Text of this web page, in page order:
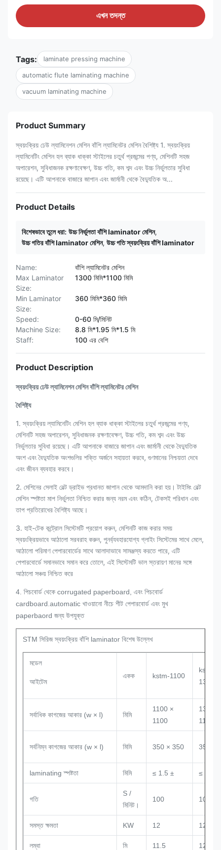
এখন তদন্ত
Tags: laminate pressing machine
automatic flute laminating machine
vacuum laminating machine
Product Summary
স্বয়ংক্রিয় ঢেউ ল্যামিনেশন মেশিন বাঁশি ল্যামিনেটর মেশিন বৈশিষ্ট্য 1. স্বয়ংক্রিয়
ল্যামিনেটিং মেশিন হল ব্যাক ধাক্কা স্টাইলের চতুর্থ প্রজন্মের পণ্য, মেশিনটি সহজ
অপারেশন, সুবিধাজনক রক্ষণাবেক্ষণ, উচ্চ গতি, কম শব্দ এবং উচ্চ নির্ভুলতার সুবিধা
রয়েছে। এটি আপনাকে বাজারে জাপান এবং জার্মানী থেকে বৈদ্যুতিক অ...
Product Details
বিশেষভাবে তুলে ধরা: উচ্চ নির্ভুলতা বাঁশি laminator মেশিন,
উচ্চ গতির বাঁশি laminator মেশিন, উচ্চ গতি স্বয়ংক্রিয় বাঁশি laminator
Name:
বাঁশি ল্যামিনেটর মেশিন
Max Laminator
Size:
1300 মিমি*1100 মিমি
Min Laminator
Size:
360 মিমি*360 মিমি
Speed:
0-60 মি/মিনিট
Machine Size:
8.8 মি*1.95 মি*1.5 মি
Staff:
100 এর বেশি
Product Description
স্বয়ংক্রিয় ঢেউ ল্যামিনেশন মেশিন বাঁশি ল্যামিনেটর মেশিন
বৈশিষ্ট্য
1. স্বয়ংক্রিয় ল্যামিনেটিং মেশিন হল ব্যাক ধাক্কা স্টাইলের চতুর্থ প্রজন্মের পণ্য,
মেশিনটি সহজ অপারেশন, সুবিধাজনক রক্ষণাবেক্ষণ, উচ্চ গতি, কম শব্দ এবং উচ্চ
নির্ভুলতার সুবিধা রয়েছে। এটি আপনাকে বাজারে জাপান এবং জার্মানী থেকে বৈদ্যুতিক
অংশ এবং বৈদ্যুতিক অংশগুলির শক্তি অর্জনে সহায়তা করবে, গুণমানের নিশ্চয়তা দেবে
এবং জীবন ব্যবহার করবে।
2. মেশিনের সেলাই বেল্ট ড্রাইভ প্রধানত জাপান থেকে আমদানি করা হয়। টাইমিং বেল্ট
মেশিন স্পষ্টতা মাপ নির্ভুলতা নিশ্চিত করার জন্য নরম এবং কঠিন, টেকসই পরিধান এবং
তাপ প্রতিরোধের বৈশিষ্ট্য আছে।
3. হাই-টেক কন্ট্রোল সিস্টেমটি প্রয়োগ করুন, মেশিনটি কাজ করার সময়
স্বয়ংক্রিয়ভাবে আঠালো সরবরাহ করুন, পুনর্ব্যবহারযোগ্য গ্লাইং সিস্টেমের সাথে মেলে,
আঠালো পরিমাণ পেপারবোর্ডের সাথে আলাদাভাবে সামঞ্জস্য করতে পারে, এটি
পেপারবোর্ডে সমানভাবে সমান করে তোলে, এই সিস্টেমটি ভাল স্তরায়ণ মানের সঙ্গে
আঠালো সঞ্চয় নিশ্চিত করে
4. পিচবোর্ড থেকে corrugated paperboard, এবং পিচবোর্ড
cardboard.automatic খাওয়ানো নীচে শীট পেপারবোর্ড এবং মুখ
paperbaord জন্য উপযুক্ত
STM সিরিজ স্বয়ংক্রিয় বাঁশি laminator বিশেষ উল্লেখ
মডেল
আইটেম
একক kstm-1100
kstm-
1300
সর্বাধিক কাগজের আকার (w × l) মিমি
1100 ×
1100
1300 ×
1100
সর্বনিম্ন কাগজের আকার (w × l) মিমি 350 × 350 350 ×
laminating স্পষ্টতা মিমি ≤ 1.5 ± ≤ 1.5 ±
গতি
S /
মিনিট।
100 100
সমস্ত ক্ষমতা KW 12 12
লম্বা মি 11.5 12.5